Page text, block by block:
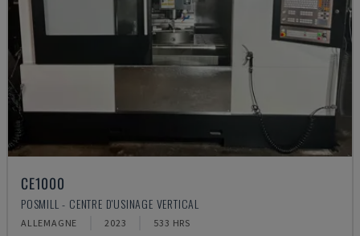
CE1000
POSMILL - CENTRE D'USINAGE VERTICAL
ALLEMAGNE 2023 533 HRS